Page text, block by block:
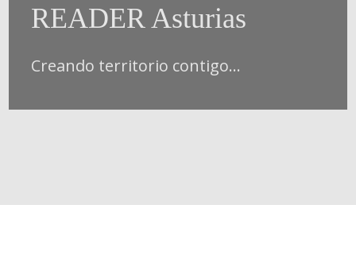
READER Asturias
Creando territorio contigo...